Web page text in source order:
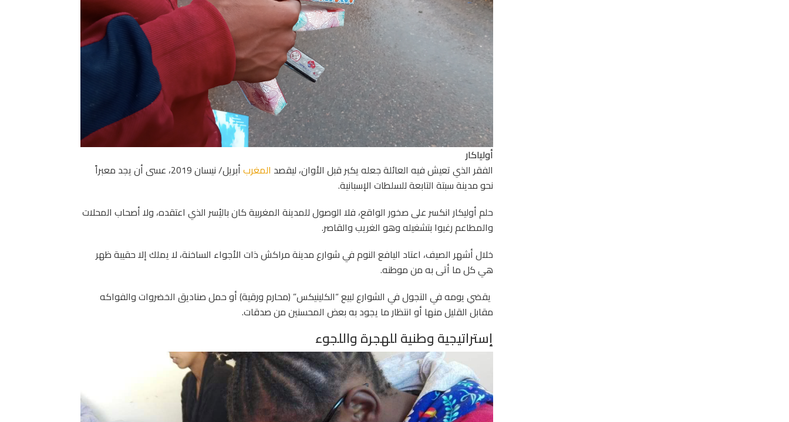
أولياكار
الفقر الذي تعيش فيه العائلة جعله يكبر قبل الأوان، ليقصد المغرب
أبريل/ نيسان 2019، عسى أن يجد معبراً
نحو مدينة سبتة التابعة للسلطات الإسبانية.
حلم أوليكار انكسر على صخور الواقع، فلا الوصول للمدينة المغربية كان باليُسر الذي اعتقده، ولا أصحاب المحلات
والمطاعم رغبوا بتشغيله وهو الغريب والقاصر.
خلال أشهر الصيف، اعتاد اليافع النوم في شوارع مدينة مراكش ذات الأجواء الساخنة، لا يملك إلا حقيبة ظهر
هي كل ما أتى به من موطنه.
يقضي يومه في التجول في الشوارع لبيع “الكلينيكس” (محارم ورقية) أو حمل صناديق الخضروات والفواكه
مقابل القليل منها أو انتظار ما يجود به بعض المحسنين من صدقات.
إستراتيجية وطنية للهجرة واللجوء